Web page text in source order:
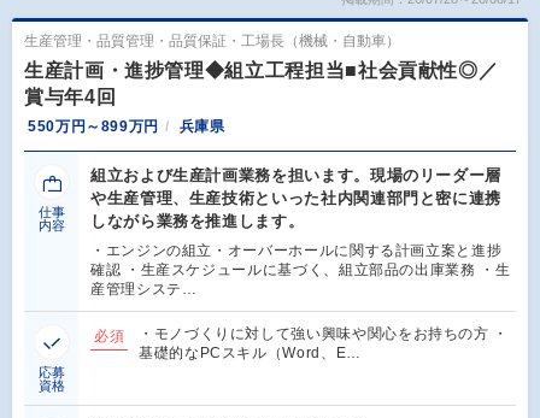
生産管理・品質管理・品質保証・工場長（機械・自動車）
生産計画・進捗管理◆組立工程担当■社会貢献性◎／
賞与年4回
550万円～899万円 兵庫県
仕事
内容
組立および生産計画業務を担います。現場のリーダー層
や生産管理、生産技術といった社内関連部門と密に連携
しながら業務を推進します。
・エンジンの組立・オーバーホールに関する計画立案と進捗
確認 ・生産スケジュールに基づく、組立部品の出庫業務 ・生
産管理システ…
応募
資格
必須
・モノづくりに対して強い興味や関心をお持ちの方 ・
基礎的なPCスキル（Word、E…